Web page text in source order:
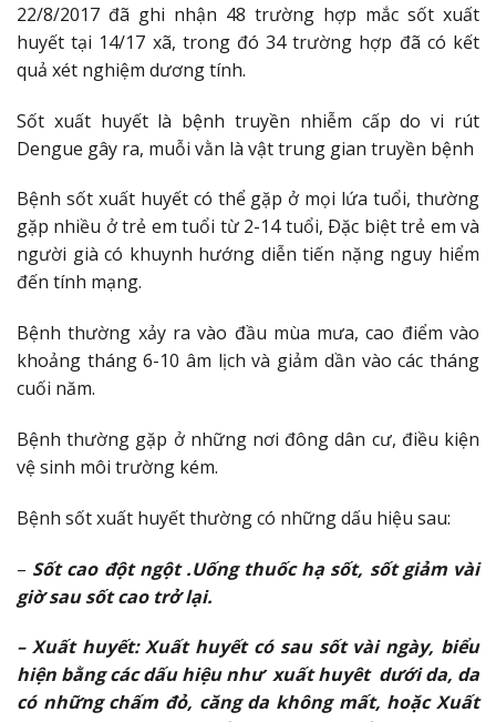
22/8/2017 đã ghi nhận 48 trường hợp mắc sốt xuất
huyết tại 14/17 xã, trong đó 34 trường hợp đã có kết
quả xét nghiệm dương tính.
Sốt xuất huyết là bệnh truyền nhiễm cấp do vi rút
Dengue gây ra, muỗi vằn là vật trung gian truyền bệnh
Bệnh sốt xuất huyết có thể gặp ở mọi lứa tuổi, thường
gặp nhiều ở trẻ em tuổi từ 2-14 tuổi, Ðặc biệt trẻ em và
người già có khuynh hướng diễn tiến nặng nguy hiểm
đến tính mạng.
Bệnh thường xảy ra vào đầu mùa mưa, cao điểm vào
khoảng tháng 6-10 âm lịch và giảm dần vào các tháng
cuối năm.
Bệnh thường gặp ở những nơi đông dân cư, điều kiện
vệ sinh môi trường kém.
Bệnh sốt xuất huyết thường có những dấu hiệu sau:
– Sốt cao đột ngột .Uống thuốc hạ sốt, sốt giảm vài
giờ sau sốt cao trở lại.
– Xuất huyết: Xuất huyết có sau sốt vài ngày, biểu
hiện bằng các dấu hiệu như xuất huyêt dưới da, da
có những chấm đỏ, căng da không mất, hoặc Xuất